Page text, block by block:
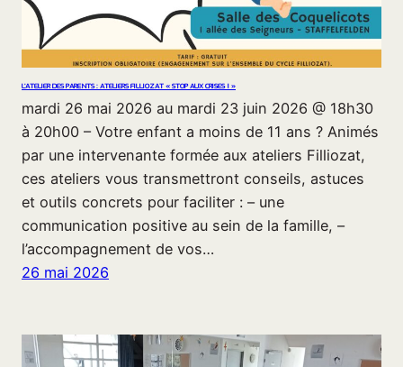
L’ATELIER DES PARENTS : ATELIERS FILLIOZAT « STOP AUX CRISES ! »
mardi 26 mai 2026 au mardi 23 juin 2026 @ 18h30
à 20h00 – Votre enfant a moins de 11 ans ? Animés
par une intervenante formée aux ateliers Filliozat,
ces ateliers vous transmettront conseils, astuces
et outils concrets pour faciliter : – une
communication positive au sein de la famille, –
l’accompagnement de vos…
26 mai 2026